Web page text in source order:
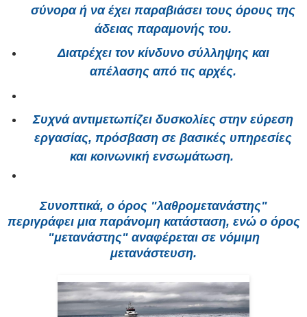
σύνορα ή να έχει παραβιάσει τους όρους της
άδειας παραμονής του.
Διατρέχει τον κίνδυνο σύλληψης και
απέλασης από τις αρχές.
Συχνά αντιμετωπίζει δυσκολίες στην εύρεση
εργασίας, πρόσβαση σε βασικές υπηρεσίες
και κοινωνική ενσωμάτωση.
Συνοπτικά, ο όρος "λαθρομετανάστης"
περιγράφει μια παράνομη κατάσταση, ενώ ο όρος
"μετανάστης" αναφέρεται σε νόμιμη
μετανάστευση.